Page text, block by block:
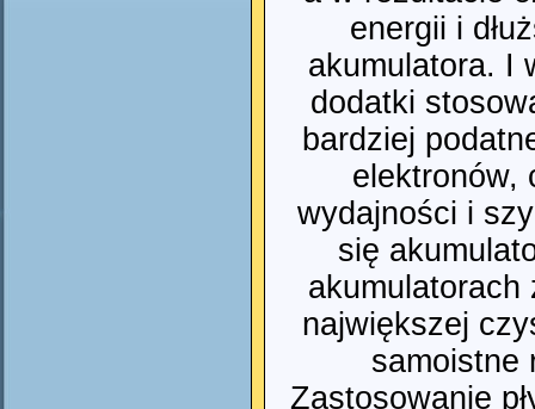
energii i
akumulatora. I
dodatki
bardziej
elektronów,
wydajności i
się
akumulatorach
największej
samoistne
Zastosowanie